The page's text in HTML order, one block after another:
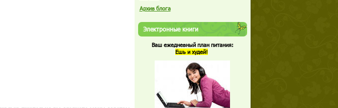
Архив блога
Электронные книги
Ваш ежедневный план питания:
Ешь и худей!